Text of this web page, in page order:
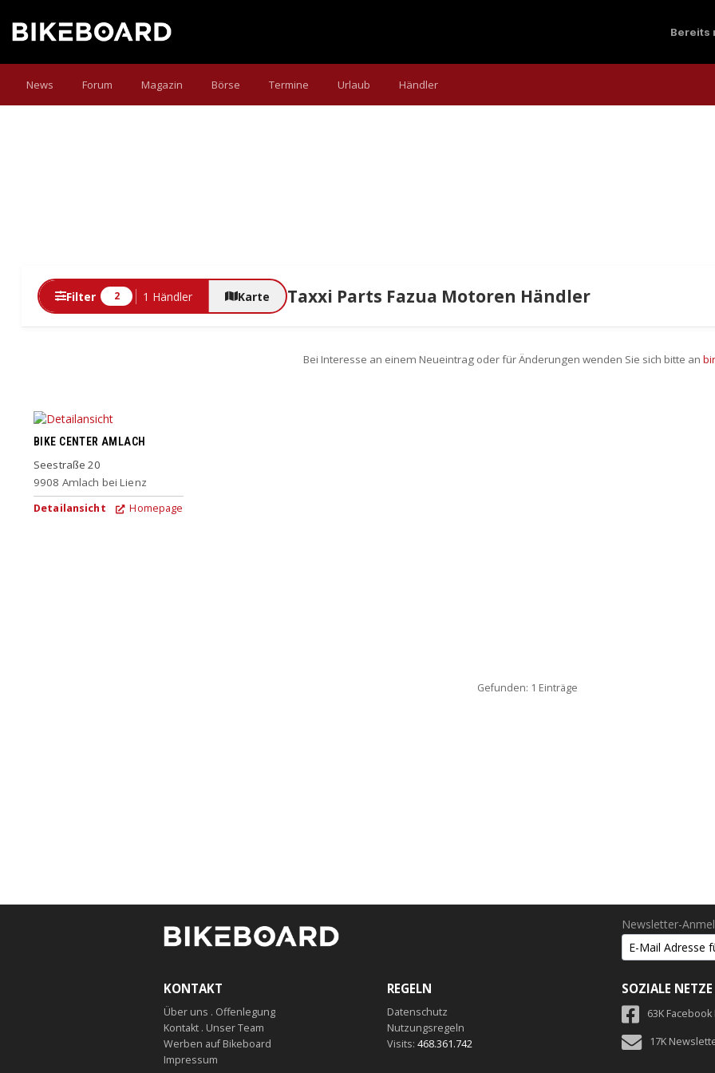
Bereits
News Forum Magazin Börse Termine Urlaub Händler
Filter 2 1 Händler Karte Taxxi Parts Fazua Motoren Händler
Bei Interesse an einem Neueintrag oder für Änderungen wenden Sie sich bitte an
BIKE CENTER AMLACH
Seestraße 20
9908 Amlach bei Lienz
Detailansicht Homepage
Gefunden: 1 Einträge
Newsletter-
KONTAKT
Über uns . Offenlegung
Kontakt . Unser Team
Werben auf Bikeboard
Impressum
REGELN
Datenschutz
Nutzungsregeln
Visits: 468.361.742
SOZIALE NETZE
63K Facebook
17K